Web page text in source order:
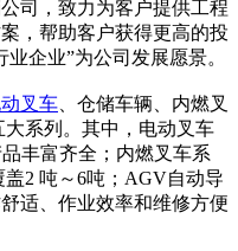
司，致力为客户提供工程
，帮助客户获得更高的投
企业”为公司发展愿景。
叉车 、仓储车辆、内燃叉
系列。其中，电动叉车
丰富齐全；内燃叉车系
2 吨～6吨；AGV自动导
适、作业效率和维修方便